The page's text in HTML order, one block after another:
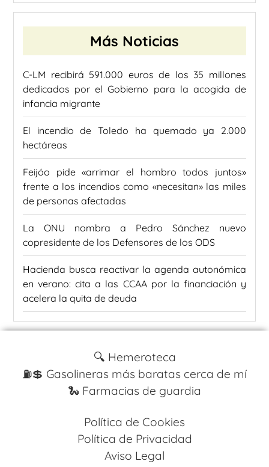
Más Noticias
C-LM recibirá 591.000 euros de los 35 millones
dedicados por el Gobierno para la acogida de
infancia migrante
El incendio de Toledo ha quemado ya 2.000
hectáreas
Feijóo pide «arrimar el hombro todos juntos»
frente a los incendios como «necesitan» las miles
de personas afectadas
La ONU nombra a Pedro Sánchez nuevo
copresidente de los Defensores de los ODS
Hacienda busca reactivar la agenda autonómica
en verano: cita a las CCAA por la financiación y
acelera la quita de deuda
🔍 Hemeroteca
⛽️💲 Gasolineras más baratas cerca de mí
🐍 Farmacias de guardia
Política de Cookies
Política de Privacidad
Aviso Legal